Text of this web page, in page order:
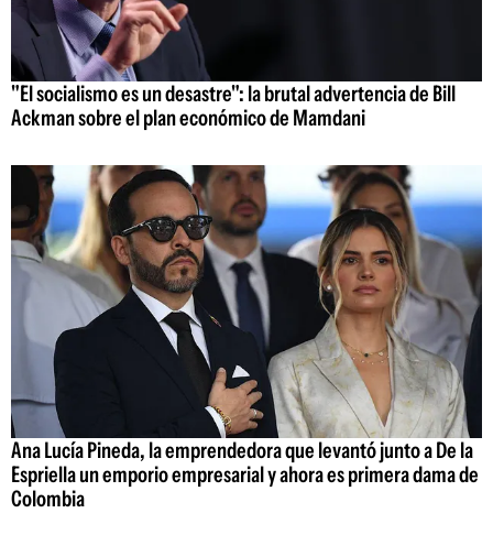
"El socialismo es un desastre": la brutal advertencia de Bill
Ackman sobre el plan económico de Mamdani
Ana Lucía Pineda, la emprendedora que levantó junto a De la
Espriella un emporio empresarial y ahora es primera dama de
Colombia